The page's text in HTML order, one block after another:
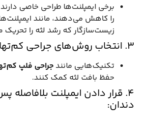
برخی ایمپلنت‌ها طراحی خاصی دارند
را کاهش می‌دهند، مانند
زیست‌سازگار که رشد لثه را تحریک
3. انتخاب روش‌های جراحی کم‌تهاجمی:
تکنیک‌هایی مانند جراحی فلپ
حفظ بافت لثه کمک کنند.
4. قرار دادن ایمپلنت
دندان: